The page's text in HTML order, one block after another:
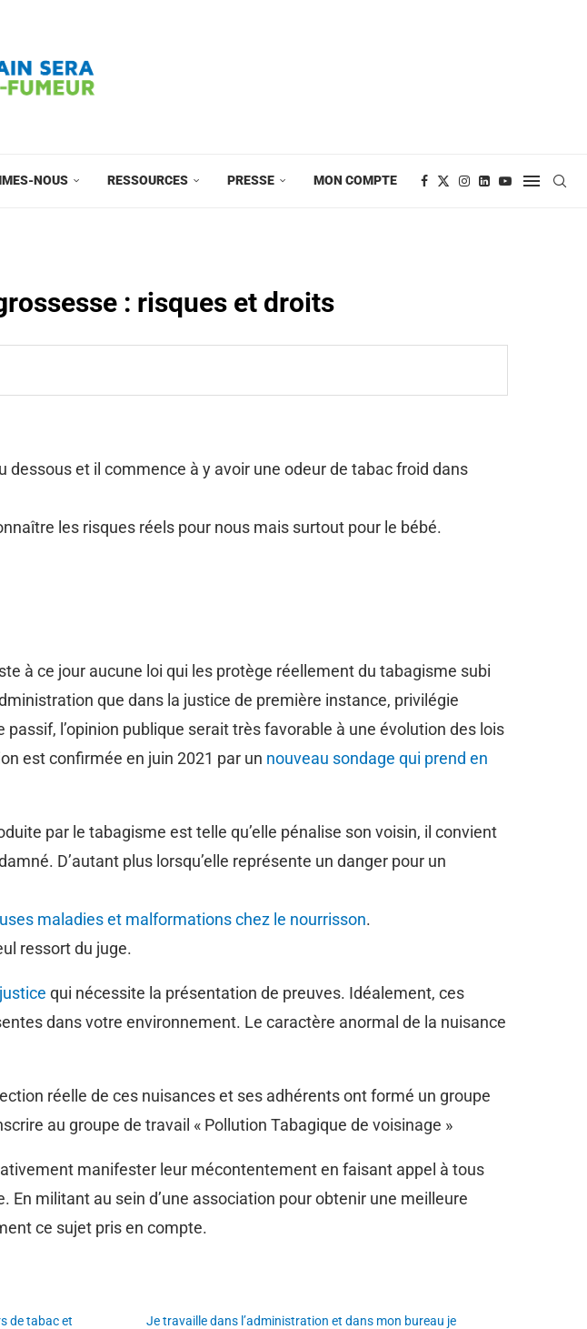
NOUS RESSOURCES PRESSE MON COMPTE
: risques et droits
et il commence à y avoir une odeur de tabac froid dans
les risques réels pour nous mais surtout pour le bébé.
à ce jour aucune loi qui les protège réellement du tabagisme subi
que dans la justice de première instance, privilégie
l’opinion publique serait très favorable à une évolution des lois
est confirmée en juin 2021 par un nouveau sondage qui prend en
par le tabagisme est telle qu’elle pénalise son voisin, il convient
D’autant plus lorsqu’elle représente un danger pour un
maladies et malformations chez le nourrisson.
ressort du juge.
qui nécessite la présentation de preuves. Idéalement, ces
dans votre environnement. Le caractère anormal de la nuisance
réelle de ces nuisances et ses adhérents ont formé un groupe
au groupe de travail « Pollution Tabagique de voisinage »
manifester leur mécontentement en faisant appel à tous
militant au sein d’une association pour obtenir une meilleure
ce sujet pris en compte.
de tabac et
Je travaille dans l’administration et dans mon bureau je